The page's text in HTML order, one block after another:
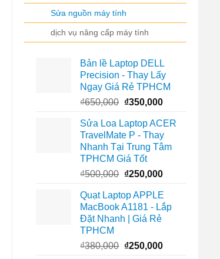
Sửa nguồn máy tính
dịch vụ nâng cấp máy tính
Bản lề Laptop DELL
Precision - Thay Lấy
Ngay Giá Rẻ TPHCM
₫650,000 Giá
là:
₫650,000.
₫350,000Giá
tại
là:
₫350,000.
Sửa Loa Laptop ACER
TravelMate P - Thay
Nhanh Tại Trung Tâm
TPHCM Giá Tốt
₫500,000 Giá
là:
₫500,000.
₫250,000Giá
tại
là:
Quạt Laptop APPLE
MacBook A1181 - Lắp
Đặt Nhanh | Giá Rẻ
TPHCM
₫380,000 Giá
₫250,000Giá